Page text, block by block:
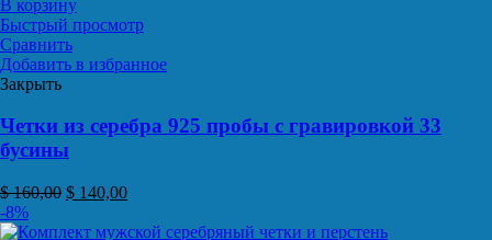
В корзину
Быстрый просмотр
Сравнить
Добавить в избранное
Закрыть
Четки из серебра 925 пробы с гравировкой 33
бусины
$160,00 $ 140,00
-8%